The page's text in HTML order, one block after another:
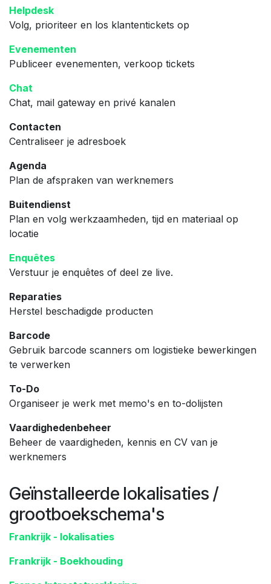
Helpdesk
Volg, prioriteer en los klantentickets op
Evenementen
Publiceer evenementen, verkoop tickets
Chat
Chat, mail gateway en privé kanalen
Contacten
Centraliseer je adresboek
Agenda
Plan de afspraken van werknemers
Buitendienst
Plan en volg werkzaamheden, tijd en materiaal op
locatie
Enquêtes
Verstuur je enquêtes of deel ze live.
Reparaties
Herstel beschadigde producten
Barcode
Gebruik barcode scanners om logistieke bewerkingen
te verwerken
To-Do
Organiseer je werk met memo's en to-dolijsten
Vaardighedenbeheer
Beheer de vaardigheden, kennis en CV van je
werknemers
Geïnstalleerde lokalisaties /
grootboekschema's
Frankrijk - lokalisaties
Frankrijk - Boekhouding